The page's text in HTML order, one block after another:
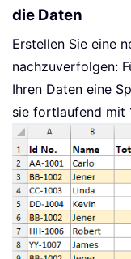
die Daten
Erstellen Sie eine
nachzuverfolgen:
Ihren Daten eine
sie fortlaufend mit